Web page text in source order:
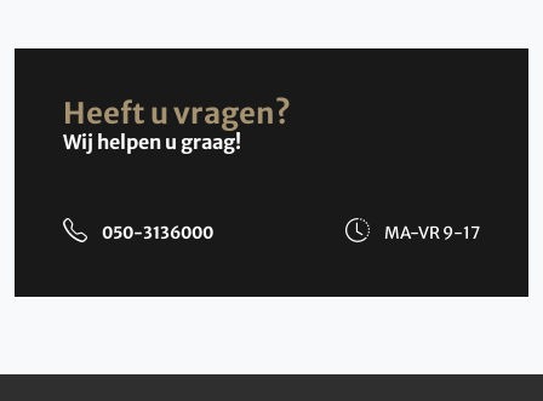
Heeft u vragen?
Wij helpen u graag!